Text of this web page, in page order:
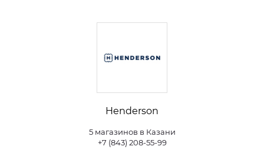
Henderson
5 магазинов в Казани
+7 (843) 208-55-99